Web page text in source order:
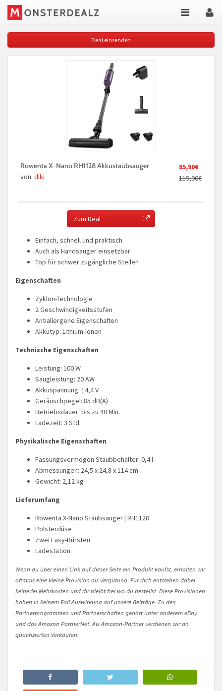
Deal einsenden
85,90€
119,90€
Rowenta X-Nano RH1128 Akkustaubsauger
von: diki
Zum Deal
Einfach, schnell und praktisch
Auch als Handsauger einsetzbar
Top für schwer zugängliche Stellen
Eigenschaften
Zyklon-Technologie
2 Geschwindigkeitsstufen
Antiallergene Eigenschaften
Akkutyp: Lithium-Ionen
Technische Eigenschaften
Leistung: 100 W
Saugleistung: 20 AW
Akkuspannung: 14,4 V
Geräuschpegel: 85 dB(A)
Betriebsdauer: bis zu 40 Min.
Ladezeit: 3 Std.
Physikalische Eigenschaften
Fassungsvermögen Staubbehälter: 0,4 l
Abmessungen: 24,5 x 24,8 x 114 cm
Gewicht: 2,12 kg
Lieferumfang
Rowenta X-Nano Staubsauger | RH1128
Polsterdüse
Zwei Easy-Bürsten
Ladestation
Wenn du über einen Link auf dieser Seite ein Produkt kaufst, erhalten wir
oftmals eine kleine Provision als Vergütung. Für dich entstehen dabei
keinerlei Mehrkosten und dir bleibt frei wo du bestellst. Diese Provisionen
haben in keinem Fall Auswirkung auf unsere Beiträge. Zu den
Partnerprogrammen und Partnerschaften gehört unter anderem eBay
und das Amazon PartnerNet. Als Amazon-Partner verdienen wir an
qualifizierten Verkäufen.